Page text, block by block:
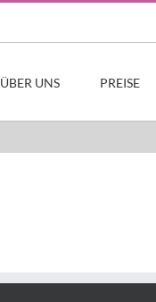
ÜBER UNS PREISE